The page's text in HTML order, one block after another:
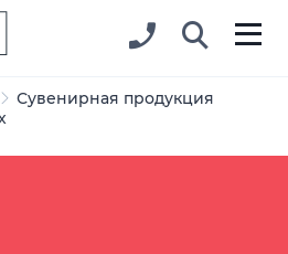
Сувенирная продукция